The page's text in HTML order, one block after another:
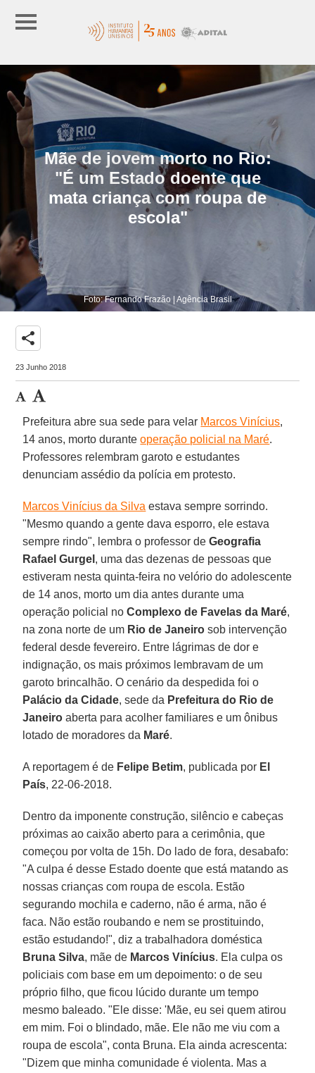
Mãe de jovem morto no Rio:
"É um Estado doente que
mata criança com roupa de
escola"
Foto: Fernando Frazão | Agência Brasil
share
23 Junho 2018
Prefeitura abre sua sede para velar Marcos Vinícius,
14 anos, morto duranteoperação policial na Maré.
Professores relembram garoto e estudantes
denunciam assédio da polícia em protesto.
Marcos Vinícius da Silva estava sempre sorrindo.
"Mesmo quando a gente dava esporro, ele estava
sempre rindo", lembra o professor deGeografia
Rafael Gurgel , uma das dezenas de pessoas que
estiveram nesta quinta-feira no velório do adolescente
de 14 anos, morto um dia antes durante uma
operação policial noComplexo de Favelas da Maré,
na zona norte de um Rio de Janeiro sob intervenção
federal desde fevereiro. Entre lágrimas de dor e
indignação, os mais próximos lembravam de um
garoto brincalhão. O cenário da despedida foi o
Palácio da Cidade, sede da Prefeitura do Rio de
Janeiro aberta para acolher familiares e um ônibus
lotado de moradores da Maré.
A reportagem é de Felipe Betim, publicada por El
País, 22-06-2018.
Dentro da imponente construção, silêncio e cabeças
próximas ao caixão aberto para a cerimônia, que
começou por volta de 15h. Do lado de fora, desabafo:
"A culpa é desse Estado doente que está matando as
nossas crianças com roupa de escola. Estão
segurando mochila e caderno, não é arma, não é
faca. Não estão roubando e nem se prostituindo,
estão estudando!", diz a trabalhadora doméstica
Bruna Silva, mãe de Marcos Vinícius. Ela culpa os
policiais com base em um depoimento: o de seu
próprio filho, que ficou lúcido durante um tempo
mesmo baleado. "Ele disse: 'Mãe, eu sei quem atirou
em mim. Foi o blindado, mãe. Ele não me viu com a
roupa de escola", conta Bruna. Ela ainda acrescenta:
"Dizem que minha comunidade é violenta. Mas a